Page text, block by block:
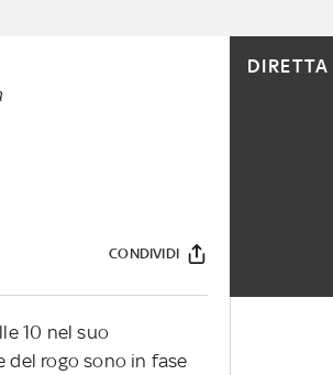
CONDIVIDI
10 nel suo
del rogo sono in fase
DIRETTA